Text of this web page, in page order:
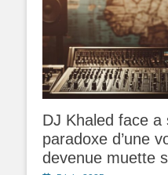
DJ Khaled face a
paradoxe d’une
devenue muette